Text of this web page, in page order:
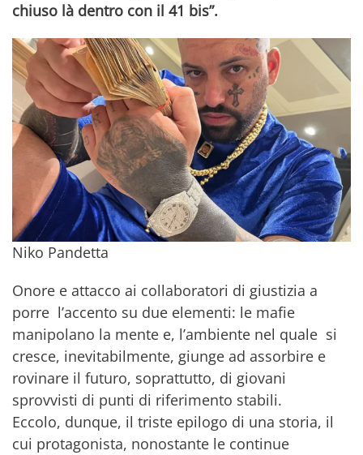
chiuso là dentro con il 41 bis”.
Niko Pandetta
Onore e attacco ai collaboratori di giustizia a
porre l’accento su due elementi: le mafie
manipolano la mente e, l’ambiente nel quale si
cresce, inevitabilmente, giunge ad assorbire e
rovinare il futuro, soprattutto, di giovani
sprovvisti di punti di riferimento stabili.
Eccolo, dunque, il triste epilogo di una storia, il
cui protagonista, nonostante le continue